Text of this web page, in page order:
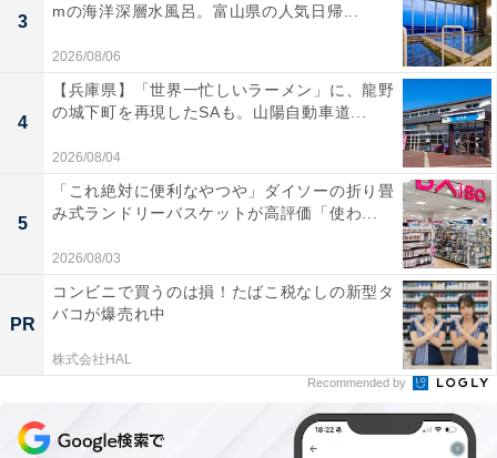
3
mの海洋深層水風呂。富山県の人気日帰...
2026/08/06
4
【兵庫県】「世界一忙しいラーメン」に、龍野
の城下町を再現したSAも。山陽自動車道...
2026/08/04
5
「これ絶対に便利なやつや」ダイソーの折り畳
み式ランドリーバスケットが高評価「使わ...
2026/08/03
PR
コンビニで買うのは損！たばこ税なしの新型タ
バコが爆売れ中
株式会社HAL
Recommended by